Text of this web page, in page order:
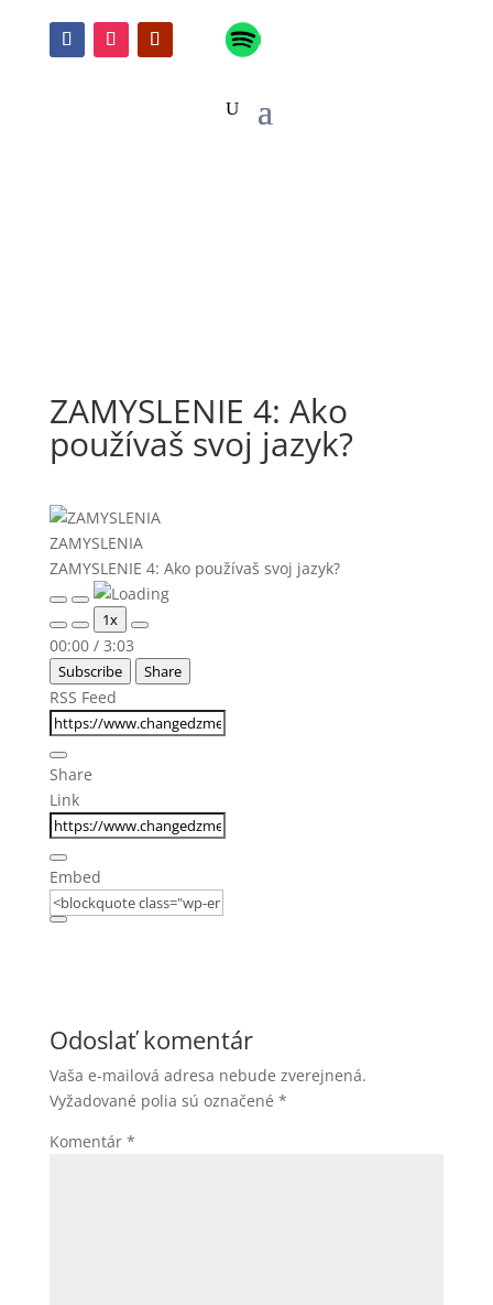
ZAMYSLENIE 4: Ako
používaš svoj jazyk?
ZAMYSLENIA
ZAMYSLENIE 4: Ako používaš svoj jazyk?
Play
Episode
Pause
Episode
Mute/Unmute
Episode
Rewind
10
Seconds
1x
Fast
Forward
30
00:00 / 3:03
Subscribe Share
RSS Feed
Share
Link
Embed
Odoslať komentár
Vaša e-mailová adresa nebude zverejnená.
Vyžadované polia sú označené *
Komentár *